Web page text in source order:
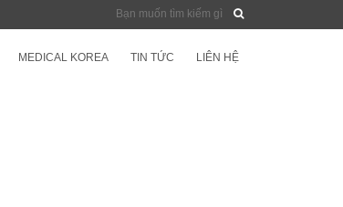
MEDICAL KOREA TIN TỨC LIÊN HỆ